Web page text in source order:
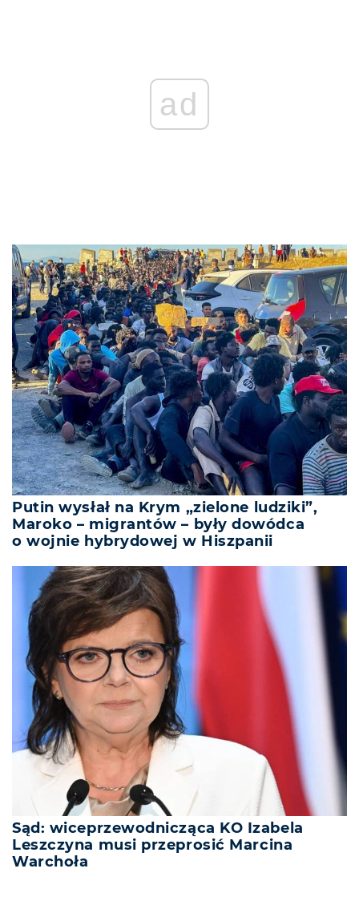
ad
Putin wysłał na Krym „zielone ludziki”,
Maroko – migrantów – były dowódca
o wojnie hybrydowej w Hiszpanii
Sąd: wiceprzewodnicząca KO Izabela
Leszczyna musi przeprosić Marcina
Warchoła